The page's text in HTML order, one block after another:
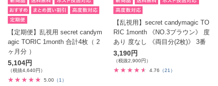
【定期便】乱視用 secret candym
agic TORIC 1month 合計4枚（ 2
ヶ月分 ）
5,104円
（税抜4,640円）
5.00 （1）
【乱視用】secret candymagic TO
RIC 1month 《NO.3ブラウン》 度
あり 度なし 《両目分(2枚)》 3番
3,190円
（税抜2,900円）
4.76
（21）